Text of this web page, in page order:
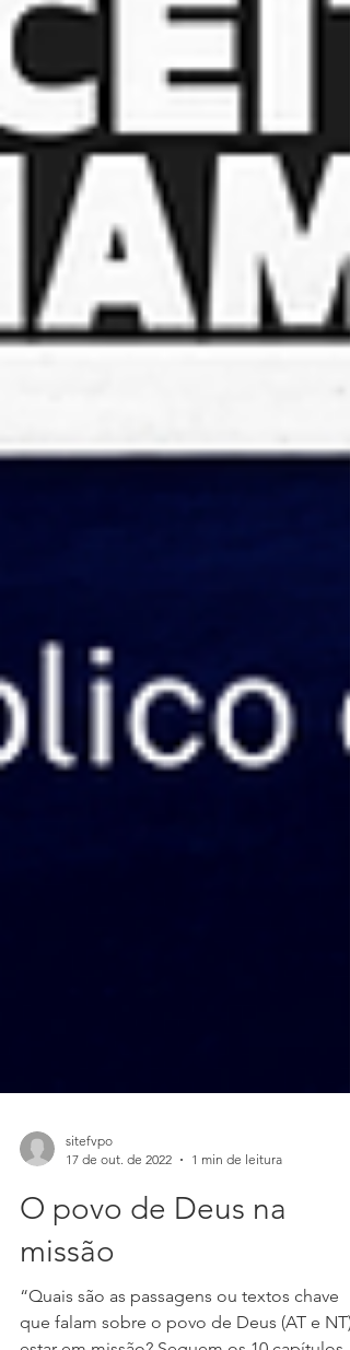
17 de out. de 2022
1 min de leitura
O povo de Deus na
missão
“Quais são as passagens ou textos chave